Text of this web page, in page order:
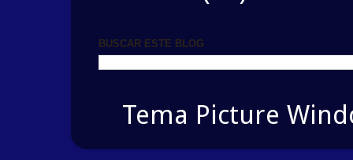
BUSCAR ESTE BLOG
Tema Picture